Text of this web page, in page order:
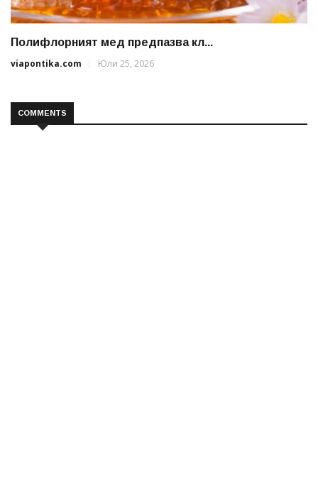
Полифлорният мед предпазва кл...
viapontika.com
Юли 25, 2026
COMMENTS